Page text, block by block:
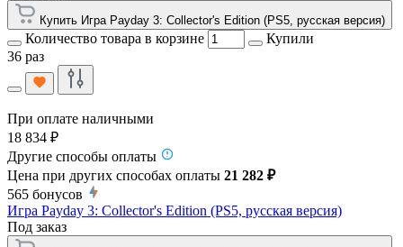
Купить Игра Payday 3: Collector's Edition (PS5, русская версия)
Количество товара в корзине
Купили
36 раз
При оплате наличными
18 834 ₽
Другие способы оплаты
Цена при других способах оплаты 21 282 ₽
565 бонусов
Игра Payday 3: Collector's Edition (PS5, русская версия)
Под заказ